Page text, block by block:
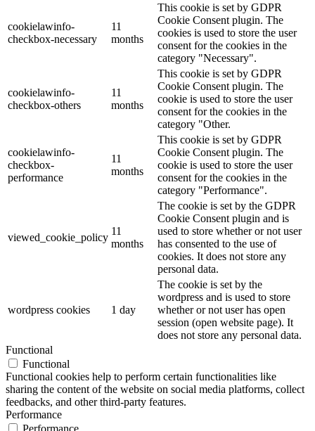
cookielawinfo-
checkbox-necessary
11
months
This cookie is set by GDPR
Cookie Consent plugin. The
cookies is used to store the user
consent for the cookies in the
category "Necessary".
cookielawinfo-
checkbox-others
11
months
This cookie is set by GDPR
Cookie Consent plugin. The
cookie is used to store the user
consent for the cookies in the
category "Other.
cookielawinfo-
checkbox-
performance
11
months
This cookie is set by GDPR
Cookie Consent plugin. The
cookie is used to store the user
consent for the cookies in the
category "Performance".
viewed_cookie_policy
11
months
The cookie is set by the GDPR
Cookie Consent plugin and is
used to store whether or not user
has consented to the use of
cookies. It does not store any
personal data.
wordpress cookies 1 day
The cookie is set by the
wordpress and is used to store
whether or not user has open
session (open website page). It
does not store any personal data.
Functional
Functional
Functional cookies help to perform certain functionalities like
sharing the content of the website on social media platforms, collect
feedbacks, and other third-party features.
Performance
Performance